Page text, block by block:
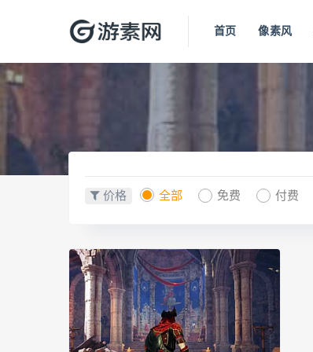
首页 像素风
价格 全部 免费 付费